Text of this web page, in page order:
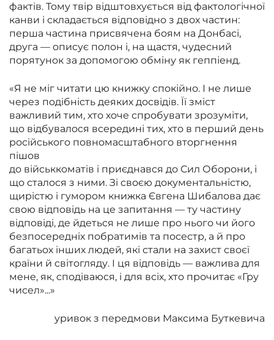
фактів. Тому твір відштовхується від фактологічної
канви і складається відповідно з двох частин:
перша частина присвячена боям на Донбасі,
друга — описує полон і, на щастя, чудесний
порятунок за допомогою обміну як геппіенд.
«Я не міг читати цю книжку спокійно. І не лише
через подібність деяких досвідів. Її зміст
важливий тим, хто хоче спробувати зрозуміти,
що відбувалося всередині тих, хто в перший день
російського повномасштабного вторгнення
пішов
до військкоматів і приєднався до Сил Оборони, і
що сталося з ними. Зі своєю документальністю,
щирістю і гумором книжка Євгена Шибалова дає
свою відповідь на це запитання — ту частину
відповіді, де йдеться не лише про нього чи його
безпосередніх побратимів та посестр, а й про
багатьох інших людей, які стали на захист своєї
країни й світогляду. І ця відповідь — важлива для
мене, як, сподіваюся, і для всіх, хто прочитає «Гру
чисел»...»
уривок з передмови Максима Буткевича